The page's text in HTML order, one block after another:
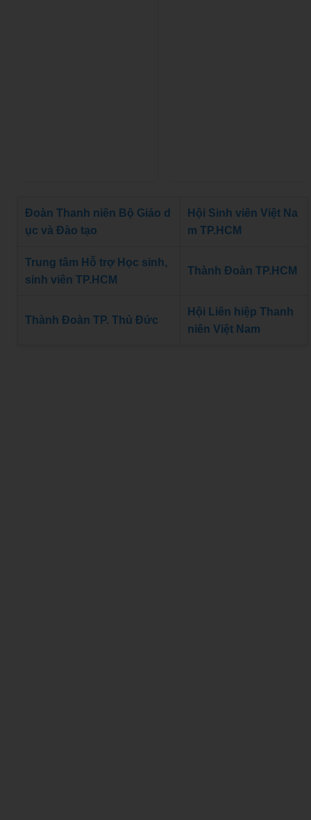
Đoàn Thanh niên Bộ Giáo d
ục và Đào tạo
Hội Sinh viên Việt Na
m TP.HCM
Trung tâm Hỗ trợ Học sinh,
sinh viên TP.HCM
Thành Đoàn TP.HCM
Thành Đoàn TP. Thủ Đức
Hội Liên hiệp Thanh
niên Việt Nam